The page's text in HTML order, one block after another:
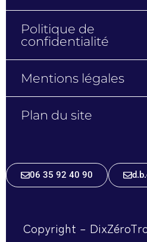
Politique de
confidentialité
Mentions légales
Plan du site
06 35 92 40 90
Copyright –